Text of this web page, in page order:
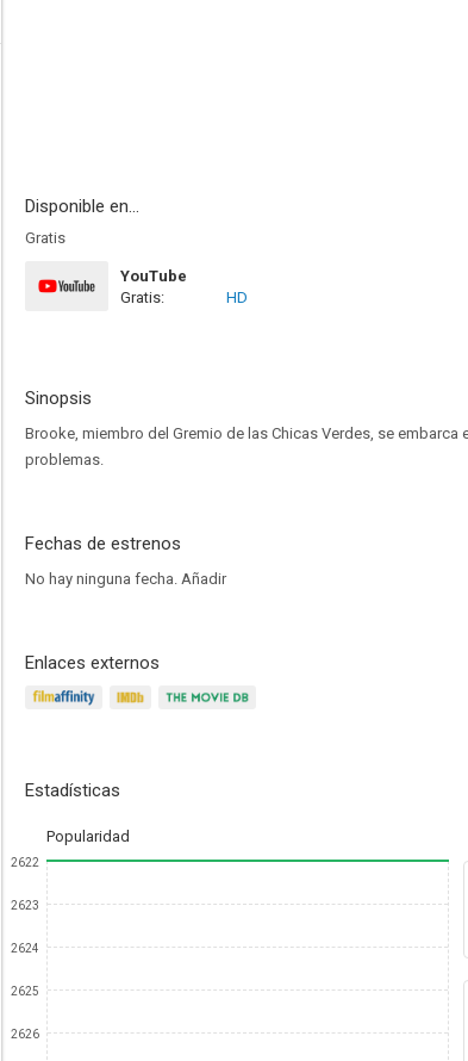
Disponible en...
Gratis
YouTube
Gratis:
HD
Sinopsis
Brooke, miembro del Gremio de las Chicas Verdes, se
problemas.
Fechas de estrenos
No hay ninguna fecha. Añadir
Enlaces externos
Estadísticas
Popularidad
2622
2623
2624
2625
2626